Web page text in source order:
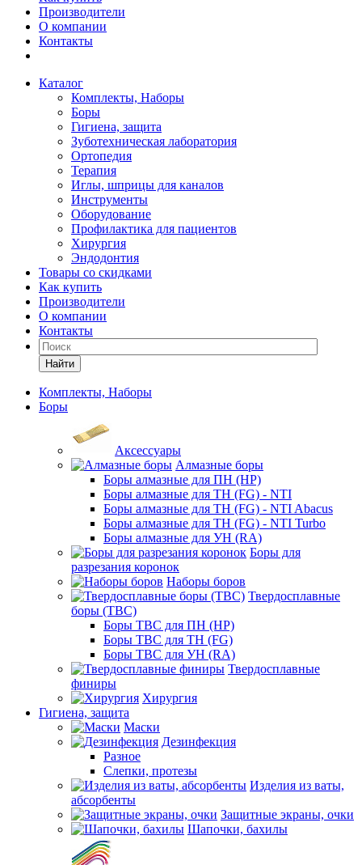
Производители
О компании
Контакты
Каталог
Комплекты, Наборы
Боры
Гигиена, защита
Зуботехническая лаборатория
Ортопедия
Терапия
Иглы, шприцы для каналов
Инструменты
Оборудование
Профилактика для пациентов
Хирургия
Эндодонтия
Товары со скидками
Как купить
Производители
О компании
Контакты
Найти
Комплекты, Наборы
Боры
Аксессуары
Алмазные боры
Боры алмазные для ПН (HP)
Боры алмазные для ТН (FG) - NTI
Боры алмазные для ТН (FG) - NTI Abacus
Боры алмазные для ТН (FG) - NTI Turbo
Боры алмазные для УН (RA)
Боры для
разрезания коронок
Наборы боров
Твердосплавные
боры (ТВС)
Боры ТВС для ПН (HP)
Боры ТВС для ТН (FG)
Боры ТВС для УН (RA)
Твердосплавные
финиры
Хирургия
Гигиена, защита
Маски
Дезинфекция
Разное
Слепки, протезы
Изделия из ваты,
абсорбенты
Защитные экраны, очки
Шапочки, бахилы